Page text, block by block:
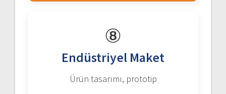
⑧
Endüstriyel Maket
Ürün tasarımı, prototip